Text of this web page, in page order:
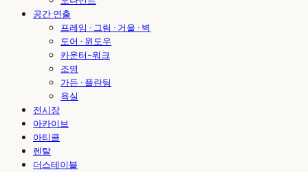
공간 연출
프레임 · 그림 · 거울 · 벽
도어 · 윈도우
카운터-워크
조명
가든 · 플란팅
욕실
전시장
아카이브
아티클
렌탈
더스테이블